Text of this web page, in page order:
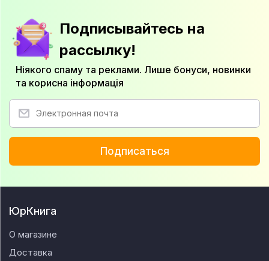
Подписывайтесь на
рассылку!
Ніякого спаму та реклами. Лише бонуси, новинки
та корисна інформація
Подписаться
ЮрКнига
О магазине
Доставка